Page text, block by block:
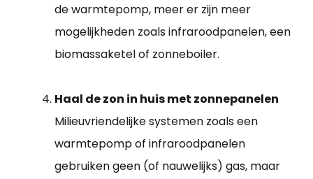
de warmtepomp, meer er zijn meer
mogelijkheden zoals infraroodpanelen, een
biomassaketel of zonneboiler.
Haal de zon in huis met zonnepanelen
Milieuvriendelijke systemen zoals een
warmtepomp of infraroodpanelen
gebruiken geen (of nauwelijks) gas, maar